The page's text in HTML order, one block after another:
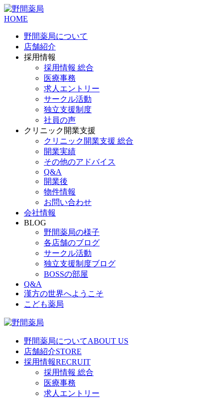
HOME
野間薬局について
店舗紹介
採用情報
採用情報 総合
医療事務
求人エントリー
サークル活動
独立支援制度
社員の声
クリニック開業支援
クリニック開業支援 総合
開業実績
その他のアドバイス
Q&A
開業後
物件情報
お問い合わせ
会社情報
BLOG
野間薬局の様子
各店舗のブログ
サークル活動
独立支援制度ブログ
BOSSの部屋
Q&A
漢方の世界へようこそ
こども薬局
野間薬局についてABOUT US
店舗紹介STORE
採用情報RECRUIT
採用情報 総合
医療事務
求人エントリー